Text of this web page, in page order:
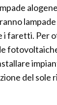
i faretti. Per
del sole